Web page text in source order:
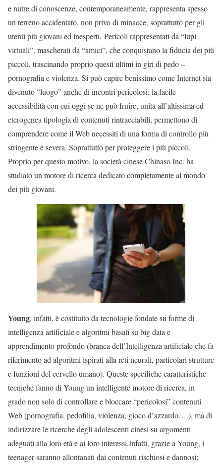
e nutre di conoscenze, contemporaneamente, rappresenta spesso
un terreno accidentato, non privo di minacce, soprattutto per gli
utenti più giovani ed inesperti. Pericoli rappresentati da “lupi
virtuali”, mascherati da “amici”, che conquistano la fiducia dei più
piccoli, trascinando proprio questi ultimi in giri di pedo –
pornografia e violenza. Si può capire benissimo come Internet sia
divenuto “luogo” anche di incontri pericolosi; la facile
accessibilità con cui oggi se ne può fruire, unita all’altissima ed
eterogenea tipologia di contenuti rintracciabili, permettono di
comprendere come il Web necessiti di una forma di controllo più
stringente e severa. Soprattutto per proteggere i più piccoli.
Proprio per questo motivo, la società cinese Chinaso Inc. ha
studiato un motore di ricerca dedicato completamente al mondo
dei più giovani.
Young, infatti, è costituito da tecnologie fondate su forme di
intelligenza artificiale e algoritmi basati su big data e
apprendimento profondo (branca dell’Intelligenza artificiale che fa
riferimento ad algoritmi ispirati alla reti neurali, particolari strutture
e funzioni del cervello umano). Queste specifiche caratteristiche
tecniche fanno di Young un intelligente motore di ricerca, in
grado non solo di controllare e bloccare “pericolosi” contenuti
Web (pornografia, pedofilia, violenza, gioco d’azzardo….), ma di
indirizzare le ricerche degli adolescenti cinesi su argomenti
adeguati alla loro età e ai loro interessi.Infatti, grazie a Young, i
teenager saranno allontanati dai contenuti rischiosi e dannosi;